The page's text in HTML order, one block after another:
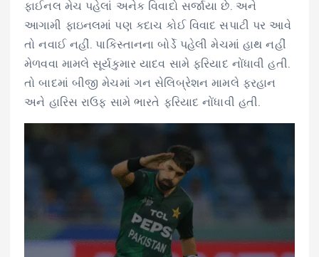
ફાઈનલ મેચ પહેલાં અનેક વિવાદો સર્જાયા છે. અને
આગામી ફાઇનલમાં પણ કદાચ કોઈ વિવાદ સપાટી પર આવે
તો નવાઈ નહીં. પાકિસ્તાનના બોર્ડે પહેલી મેચમાં હાથ નહીં
મેળવવા મામલે સૂર્યકુમાર યાદવ સામે ફરિયાદ નોંધાવી હતી.
તો બાદમાં બીજી મેચમાં ગન સેલિબ્રેશન મામલે ફરહાન
અને હારિસ રાઉફ સામે ભારતે ફરિયાદ નોંધાવી હતી.